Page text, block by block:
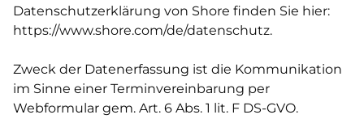
Datenschutzerklärung von Shore finden Sie hier:
https://www.shore.com/de/datenschutz.
Zweck der Datenerfassung ist die Kommunikation
im Sinne einer Terminvereinbarung per
Webformular gem. Art. 6 Abs. 1 lit. F DS-GVO.